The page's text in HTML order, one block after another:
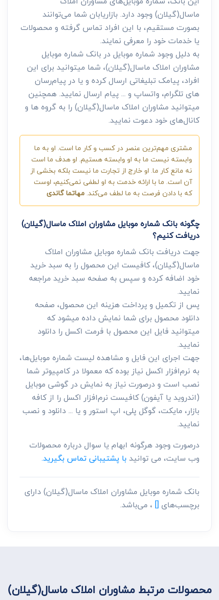
ماسال(گیلان) وجود دارد. بازاریابان شما می‌توانند
بصورت مستقیم، با این افراد تماس گرفته و محصولات
یا خدمات خود را معرفی نمایند.
به دلیل وجود شماره موبایل در بانک شماره موبایل
مشاوران املاک ماسال(گیلان)، شما میتوانید برای این
افراد، پیامک تبلیغاتی ارسال کرده و یا در پیام‌رسان
های تلگرام، واتساپ و ... پیام ارسال نمایید. همچنین
میتوانید مشاوران املاک ماسال(گیلان) را به گروه ها و
کانال‌های خود دعوت نمایید.
مشتری مهم‌ترین عنصر در کسب و کار ما است. او به ما
وابسته نیست ما به او وابسته هستیم. او هدف ما است
نه مانع کار ما. او خارج از تجارت ما نیست بلکه بخشی از
آن است. ما با ارائه خدمت به او لطفی نمی‌کنیم، اوست
که با دادن فرصت به ما لطف می‌کند. مهاتما گاندی
چگونه بانک شماره موبایل مشاوران املاک ماسال(گیلان)
دریافت کنیم؟
جهت دریافت بانک شماره موبایل مشاوران املاک
ماسال(گیلان)، کافیست این محصول را به سبد خرید
خود اضافه کرده و سپس به صفحه سبد خرید مراجعه
نمایید.
پس از تکمیل و پرداخت هزینه این محصول، صفحه
دانلود محصول برای شما نمایش داده میشود که
میتوانید فایل این محصول با فرمت اکسل را دانلود
نمایید.
جهت اجرای این فایل و مشاهده لیست شماره موبایل‌ها،
به نرم‌افزار اکسل نیاز بوده که معمولا در کامپیوتر شما
نصب است و درصورت نیاز به نمایش در گوشی موبایل
(اندروید یا آیفون) کافیست نرم‌افزار اکسل را از کافه
بازار، مایکت، گوگل پلی، اپ استور و یا ... دانلود و نصب
نمایید.
درصورت وجود هرگونه ابهام یا سوال درباره محصولات
وب سایت، می توانید با پشتیبانی تماس بگیرید.
بانک شماره موبایل مشاوران املاک ماسال(گیلان) دارای
برچسب‌های[] ، می‌باشد.
محصولات مرتبط مشاوران املاک ماسال(گیلان)